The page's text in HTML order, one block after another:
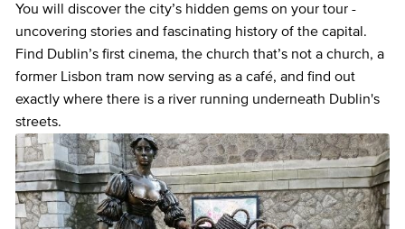
You will discover the city’s hidden gems on your tour -
uncovering stories and fascinating history of the capital.
Find Dublin’s first cinema, the church that’s not a church, a
former Lisbon tram now serving as a café, and find out
exactly where there is a river running underneath Dublin's
streets.